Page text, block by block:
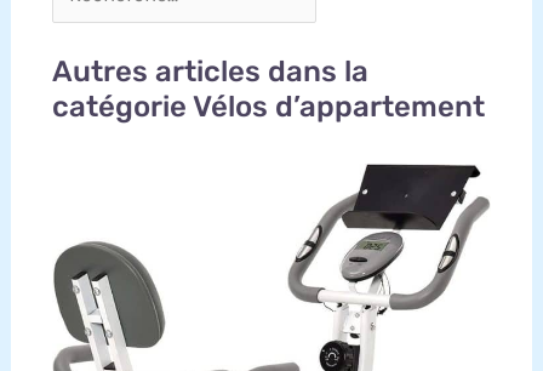
Autres articles dans la
catégorie Vélos d’appartement